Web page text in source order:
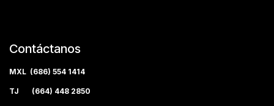
Contáctanos
MXL (686) 554 1414
TJ (664) 448 2850